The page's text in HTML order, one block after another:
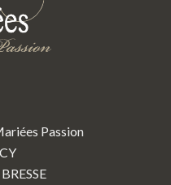
Passion